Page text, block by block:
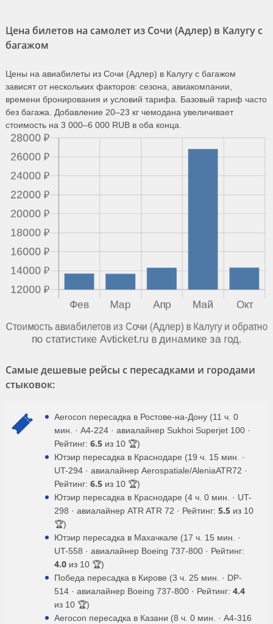
Цена билетов на самолет из Сочи (Адлер) в Калугу с
багажом
Цены на авиабилеты из Сочи (Адлер) в Калугу с багажом
зависят от нескольких факторов: сезона, авиакомпании,
времени бронирования и условий тарифа. Базовый тариф часто
без багажа. Добавление 20–23 кг чемодана увеличивает
стоимость на 3 000–6 000 RUB в оба конца.
Самые дешевые рейсы с пересадками и городами
стыковок:
Aerocon пересадка в Ростове-на-Дону (11 ч. 0
мин. · A4-224 · авиалайнер Sukhoi Superjet 100 ·
Рейтинг: 6.5 из 10 🏆)
Ютэир пересадка в Краснодаре (19 ч. 15 мин. ·
UT-294 · авиалайнер Aerospatiale/AleniaATR72 ·
Рейтинг: 6.5 из 10 🏆)
Ютэир пересадка в Краснодаре (4 ч. 0 мин. · UT-
298 · авиалайнер ATR ATR 72 · Рейтинг: 5.5 из 10
🏆)
Ютэир пересадка в Махачкале (17 ч. 15 мин. ·
UT-558 · авиалайнер Boeing 737-800 · Рейтинг:
4.0 из 10 🏆)
Победа пересадка в Кирове (3 ч. 25 мин. · DP-
514 · авиалайнер Boeing 737-800 · Рейтинг: 4.4
из 10 🏆)
Aerocon пересадка в Казани (8 ч. 0 мин. · A4-316